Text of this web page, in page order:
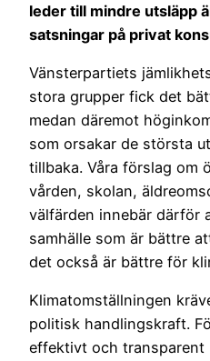
leder till mindre utsläpp
satsningar på privat
Vänsterpartiets
stora grupper fick det
medan däremot
som orsakar de största
tillbaka. Våra förslag om
vården, skolan,
välfärden innebär därför
samhälle som är bättre
det också är bättre för
Klimatomställningen
politisk handlingskraft.
effektivt och transparent